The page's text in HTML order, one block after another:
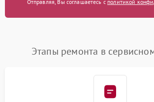
Отправляя, Вы соглашаетесь с политикой
Этапы ремонта в